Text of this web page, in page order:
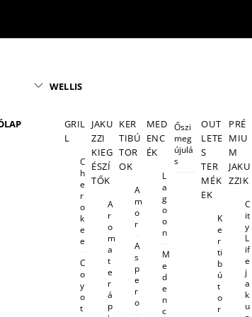
WELLIS
GRIL
L
C
h
e
r
o
k
e
e
C
o
y
o
t
JAKU
ZZI
KIEG
ÉSZÍ
TŐK
A
r
o
m
a
t
e
r
á
p
KER
TIBÚ
TOR
OK
A
m
o
r
A
s
p
e
r
o
MED
ENC
ÉK
L
a
g
o
o
n
M
e
d
e
n
c
Őszi
meg
újulá
s
OUT
LETE
S
TER
MÉK
EK
K
e
r
ti
b
ú
t
o
r
PRÉ
MIU
M
JAKU
ZZIK
C
it
y
L
if
e
j
a
k
u